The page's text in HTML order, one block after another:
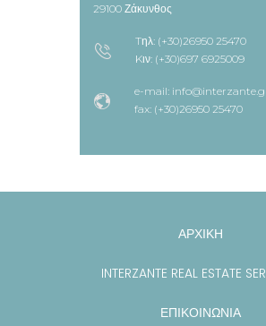
29100 Ζάκυνθος
Tηλ: (+30)26950 25470
Kιν: (+30)697 6925009
e-mail:
fax: (+30)26950 25470
ΑΡΧΙΚΗ
INTERZANTE REAL ESTATE
ΕΠΙΚΟΙΝΩΝΙΑ